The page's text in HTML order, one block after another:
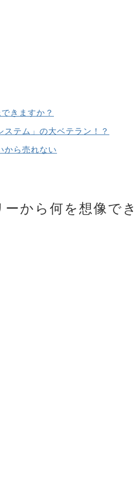
きますか？
テム」の大ベテラン！？
ら売れない
から何を想像でき